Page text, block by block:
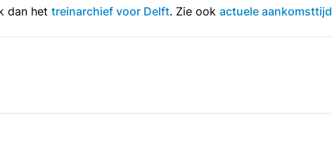
dan het treinarchief voor Delft. Zie ook actuele